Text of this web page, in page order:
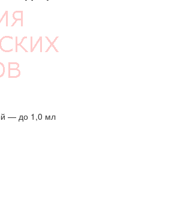
— до 1,0 мл